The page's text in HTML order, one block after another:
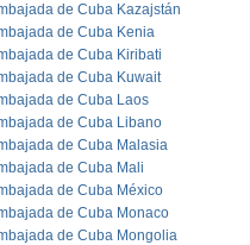
de Cuba Kazajstán
de Cuba Kenia
de Cuba Kiribati
de Cuba Kuwait
de Cuba Laos
de Cuba Libano
de Cuba Malasia
de Cuba Mali
de Cuba México
de Cuba Monaco
de Cuba Mongolia